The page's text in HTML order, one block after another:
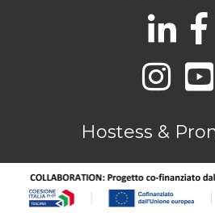
Hostess &